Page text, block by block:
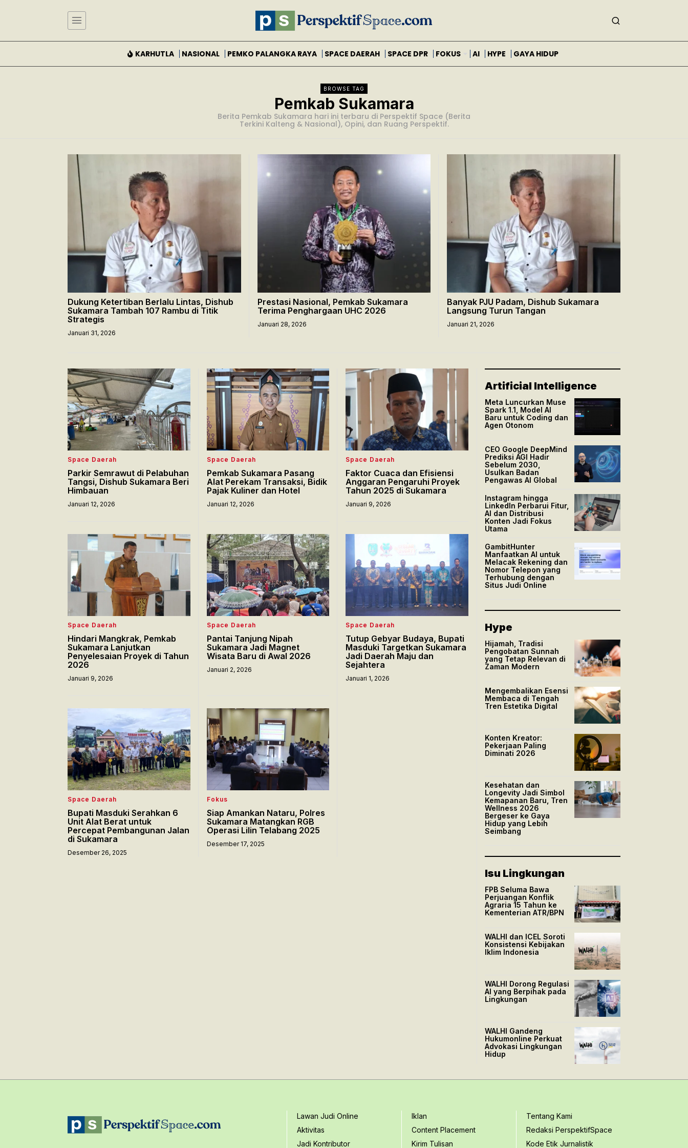
KARHUTLA NASIONAL PEMKO PALANGKA RAYA SPACE DAERAH SPACE DPR FOKUS AI HYPE GAYA HIDUP
BROWSE TAG
Pemkab Sukamara
Berita Pemkab Sukamara hari ini terbaru di Perspektif Space (Berita
Terkini Kalteng & Nasional), Opini, dan Ruang Perspektif.
Dukung Ketertiban Berlalu Lintas, Dishub
Sukamara Tambah 107 Rambu di Titik
Strategis
Januari 31, 2026
Prestasi Nasional, Pemkab Sukamara
Terima Penghargaan UHC 2026
Januari 28, 2026
Banyak PJU Padam, Dishub Sukamara
Langsung Turun Tangan
Januari 21, 2026
Space Daerah
Parkir Semrawut di Pelabuhan
Tangsi, Dishub Sukamara Beri
Himbauan
Januari 12, 2026
Space Daerah
Pemkab Sukamara Pasang
Alat Perekam Transaksi, Bidik
Pajak Kuliner dan Hotel
Januari 12, 2026
Space Daerah
Faktor Cuaca dan Efisiensi
Anggaran Pengaruhi Proyek
Tahun 2025 di Sukamara
Januari 9, 2026
Space Daerah
Hindari Mangkrak, Pemkab
Sukamara Lanjutkan
Penyelesaian Proyek di Tahun
2026
Januari 9, 2026
Space Daerah
Pantai Tanjung Nipah
Sukamara Jadi Magnet
Wisata Baru di Awal 2026
Januari 2, 2026
Space Daerah
Tutup Gebyar Budaya, Bupati
Masduki Targetkan Sukamara
Jadi Daerah Maju dan
Sejahtera
Januari 1, 2026
Space Daerah
Bupati Masduki Serahkan 6
Unit Alat Berat untuk
Percepat Pembangunan Jalan
di Sukamara
Desember 26, 2025
Fokus
Siap Amankan Nataru, Polres
Sukamara Matangkan RGB
Operasi Lilin Telabang 2025
Desember 17, 2025
Artificial Intelligence
Meta Luncurkan Muse
Spark 1.1, Model AI
Baru untuk Coding dan
Agen Otonom
CEO Google DeepMind
Prediksi AGI Hadir
Sebelum 2030,
Usulkan Badan
Pengawas AI Global
Instagram hingga
LinkedIn Perbarui Fitur,
AI dan Distribusi
Konten Jadi Fokus
Utama
GambitHunter
Manfaatkan AI untuk
Melacak Rekening dan
Nomor Telepon yang
Terhubung dengan
Situs Judi Online
Hype
Hijamah, Tradisi
Pengobatan Sunnah
yang Tetap Relevan di
Zaman Modern
Mengembalikan Esensi
Membaca di Tengah
Tren Estetika Digital
Konten Kreator:
Pekerjaan Paling
Diminati 2026
Kesehatan dan
Longevity Jadi Simbol
Kemapanan Baru, Tren
Wellness 2026
Bergeser ke Gaya
Hidup yang Lebih
Seimbang
Isu Lingkungan
FPB Seluma Bawa
Perjuangan Konflik
Agraria 15 Tahun ke
Kementerian ATR/BPN
WALHI dan ICEL Soroti
Konsistensi Kebijakan
Iklim Indonesia
WALHI Dorong Regulasi
AI yang Berpihak pada
Lingkungan
WALHI Gandeng
Hukumonline Perkuat
Advokasi Lingkungan
Hidup
Lawan Judi Online
Aktivitas
Jadi Kontributor
Iklan
Content Placement
Kirim Tulisan
Tentang Kami
Redaksi PerspektifSpace
Kode Etik Jurnalistik